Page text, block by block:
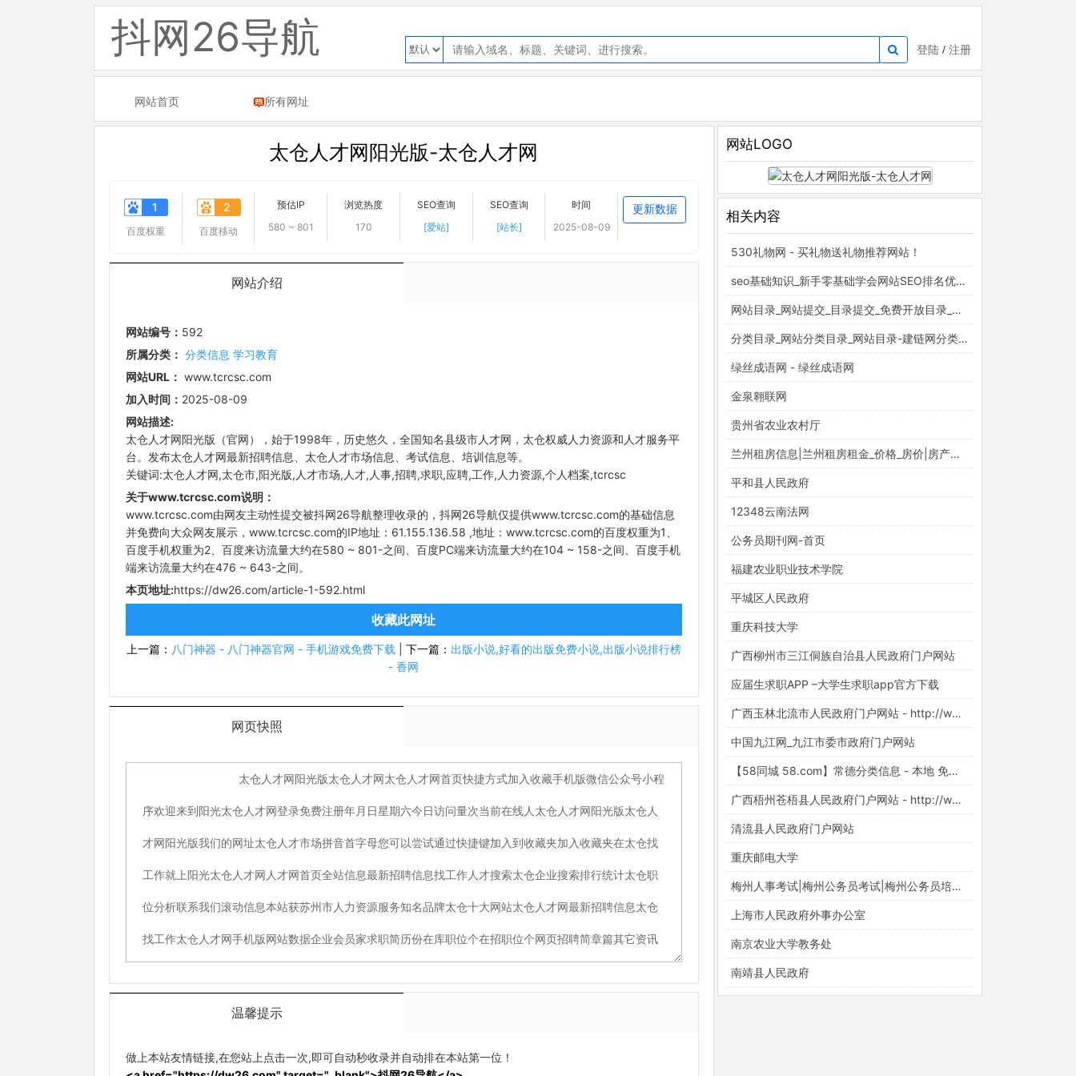
抖网26导航 登陆 /注册
网站首页 所有网址
网站LOGO
太仓人才网阳光版-太仓人才网
1
百度权重
2
百度移动
预估IP
580 ~ 801
浏览热度
170
SEO查询
[爱站]
SEO查询
[站长]
时间
2025-08-09
更新数据
网站介绍
网站编号： 592
所属分类： 分类信息 学习教育
网站URL： www.tcrcsc.com
加入时间： 2025-08-09
网站描述:
太仓人才网阳光版（官网），始于1998年，历史悠久，全国知名县级市人才网，太仓权威人力资源和人才服务平
台。发布太仓人才网最新招聘信息、太仓人才市场信息、考试信息、培训信息等。
关键词:太仓人才网,太仓市,阳光版,人才市场,人才,人事,招聘,求职,应聘,工作,人力资源,个人档案,tcrcsc
关于www.tcrcsc.com说明：
www.tcrcsc.com由网友主动性提交被抖网26导航整理收录的，抖网26导航仅提供www.tcrcsc.com的基础信息
并免费向大众网友展示，www.tcrcsc.com的IP地址：61.155.136.58 ,地址：www.tcrcsc.com的百度权重为1、
百度手机权重为2、百度来访流量大约在580 ~ 801-之间、百度PC端来访流量大约在104 ~ 158-之间、百度手机
端来访流量大约在476 ~ 643-之间。
本页地址:https://dw26.com/article-1-592.html
收藏此网址
上一篇： 八门神器 - 八门神器官网 - 手机游戏免费下载 下一篇： 出版小说,好看的出版免费小说,出版小说排行榜
- 香网
网页快照
温馨提示
做上本站友情链接,在您站上点击一次,即可自动秒收录并自动排在本站第一位！
相关内容
530礼物网 - 买礼物送礼物推荐网站！
seo基础知识_新手零基础学会网站SEO排名优化_百度云入门视频教程_梵吉seo
网站目录_网站提交_目录提交_免费开放目录_童话村分类目录官网
分类目录_网站分类目录_网站目录-建链网分类目录
绿丝成语网 - 绿丝成语网
金泉翱联网
贵州省农业农村厅
兰州租房信息|兰州租房租金_价格_房价|房产网-安居客租房网
平和县人民政府
12348云南法网
公务员期刊网-首页
福建农业职业技术学院
平城区人民政府
重庆科技大学
广西柳州市三江侗族自治县人民政府门户网站
应届生求职APP –大学生求职app官方下载
广西玉林北流市人民政府门户网站 - http://www.beiliu.gov.cn/
中国九江网_九江市委市政府门户网站
【58同城 58.com】常德分类信息 - 本地 免费 高效
广西梧州苍梧县人民政府门户网站 - http://www.cangwu.gov.cn/
清流县人民政府门户网站
重庆邮电大学
梅州人事考试|梅州公务员考试|梅州公务员培训【梅州华图】
上海市人民政府外事办公室
南京农业大学教务处
南靖县人民政府